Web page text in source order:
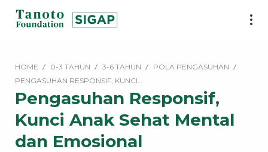
SIGAP
Foundation
HOME 0-3 TAHUN 3-6 TAHUN
POLA PENGASUHAN
PENGASUHAN RESPONSIF, KUNCI…
Pengasuhan Responsif,
Kunci Anak Sehat Mental
dan Emosional